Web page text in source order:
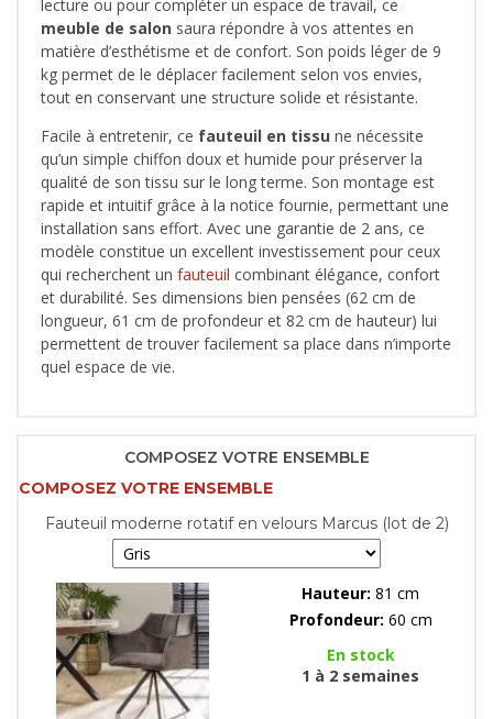
lecture ou pour compléter un espace de travail, ce
meuble de salon saura répondre à vos attentes en
matière d’esthétisme et de confort. Son poids léger de 9
kg permet de le déplacer facilement selon vos envies,
tout en conservant une structure solide et résistante.
Facile à entretenir, ce fauteuil en tissu ne nécessite
qu’un simple chiffon doux et humide pour préserver la
qualité de son tissu sur le long terme. Son montage est
rapide et intuitif grâce à la notice fournie, permettant une
installation sans effort. Avec une garantie de 2 ans, ce
modèle constitue un excellent investissement pour ceux
qui recherchent un fauteuil combinant élégance, confort
et durabilité. Ses dimensions bien pensées (62 cm de
longueur, 61 cm de profondeur et 82 cm de hauteur) lui
permettent de trouver facilement sa place dans n’importe
quel espace de vie.
COMPOSEZ VOTRE ENSEMBLE
COMPOSEZ VOTRE ENSEMBLE
Fauteuil moderne rotatif en velours Marcus (lot de 2)
Hauteur: 81 cm
Profondeur: 60 cm
En stock
1 à 2 semaines